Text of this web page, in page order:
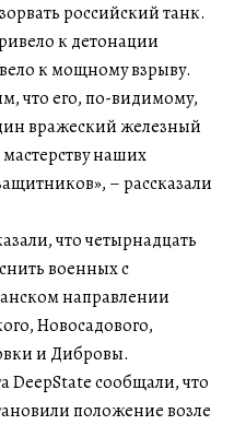
российский танк.
к детонации
к мощному взрыву.
что его, по-видимому,
вражеский железный
наших
– рассказали
что четырнадцать
военных с
направлении
Новосадового,
и Дибровы.
DeepState сообщали, что
положение возле